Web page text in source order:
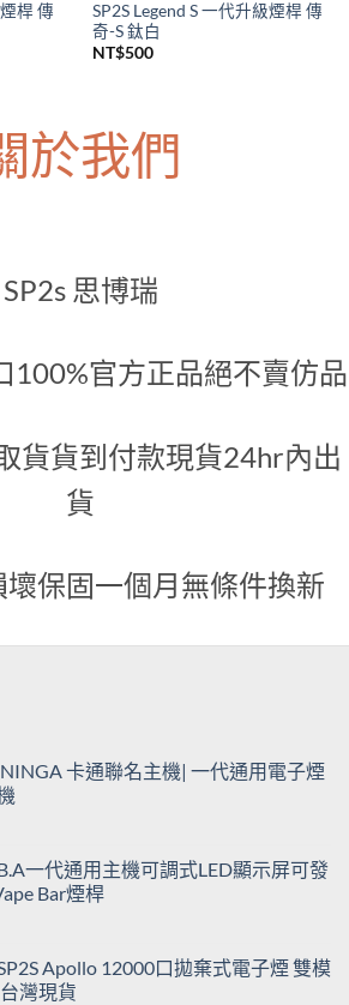
桿 傳
SP2S Legend S 一代升級煙桿 傳
奇-S 鈦白
NT$500
於我們
SP2s 思博瑞
100%官方正品絕不賣仿品
貨貨到付款現貨24hr內出
貨
保固一個月無條件換新
卡通聯名主機| 一代通用電子煙
一代通用主機可調式LED顯示屏可發
Bar煙桿
Apollo 12000口拋棄式電子煙 雙模
灣現貨